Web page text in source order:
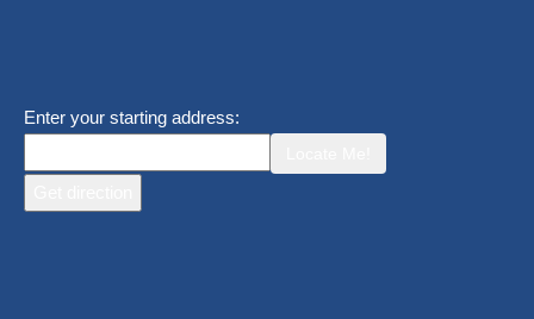
Enter your starting address: